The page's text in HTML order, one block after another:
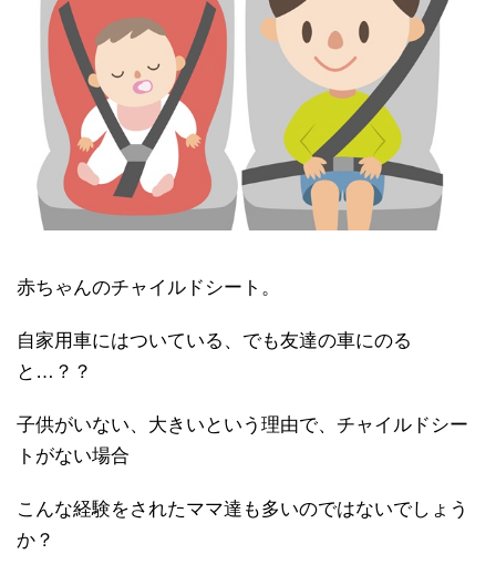
赤ちゃんのチャイルドシート。
自家用車にはついている、でも友達の車にのる
と…？？
子供がいない、大きいという理由で、チャイルドシー
トがない場合
こんな経験をされたママ達も多いのではないでしょう
か？